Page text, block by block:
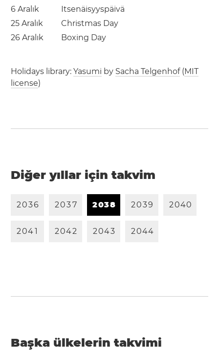
6 Aralık
Itsenäisyyspäivä
25 Aralık
Christmas Day
26 Aralık
Boxing Day
Holidays library:Yasumi by Sacha Telgenhof(MIT
license)
Diğer yıllar için takvim
2036 2037 2038 2039 2040
2041 2042 2043 2044
Başka ülkelerin takvimi